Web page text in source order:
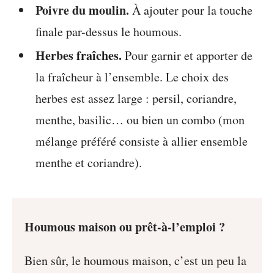
Poivre du moulin. À ajouter pour la touche
finale par-dessus le houmous.
Herbes fraîches. Pour garnir et apporter de
la fraîcheur à l’ensemble. Le choix des
herbes est assez large : persil, coriandre,
menthe, basilic… ou bien un combo (mon
mélange préféré consiste à allier ensemble
menthe et coriandre).
Houmous maison ou prêt-à-l’emploi ?
Bien sûr, le houmous maison, c’est un peu la